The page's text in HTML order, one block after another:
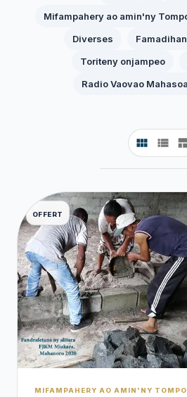
Mifampahery ao amin'ny
Diverses
Toriteny onjampeo
Radio Vaovao
OFFERT
MIFAMPAHERY AO AMIN'NY TOMPO